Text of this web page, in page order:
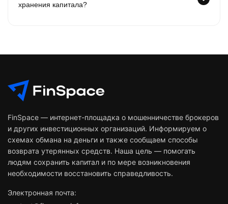
хранения капитала?
FinSpace — интернет-площадка о мошенничестве брокеров
и других инвестиционных организаций. Информируем о
схемах обмана на деньги и также сообщаем способы
возврата утерянных средств. Наша цель — помогать
людям сохранить капитал и по мере возникновения
необходимости восстановить справедливость.
Электронная почта: